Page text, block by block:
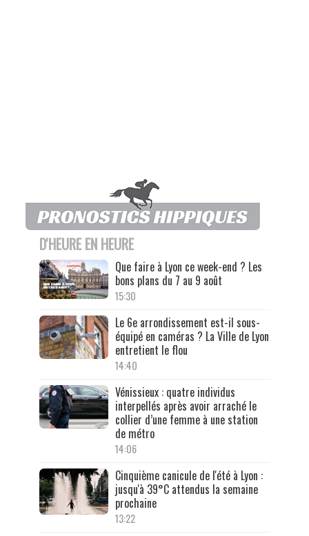
D'HEURE EN HEURE
Que faire à Lyon ce week-end ? Les
bons plans du 7 au 9 août
15:30
Le 6e arrondissement est-il sous-
équipé en caméras ? La Ville de Lyon
entretient le flou
14:40
Vénissieux : quatre individus
interpellés après avoir arraché le
collier d’une femme à une station
de métro
14:06
Cinquième canicule de l'été à Lyon :
jusqu'à 39°C attendus la semaine
prochaine
13:22